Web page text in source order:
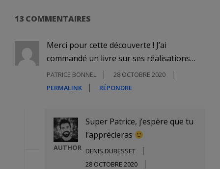
13 COMMENTAIRES
Merci pour cette découverte ! J’ai
commandé un livre sur ses réalisations…
PATRICE BONNEL
28 OCTOBRE 2020
PERMALINK
RÉPONDRE
AUTHOR
Super Patrice, j’espère que tu
l’apprécieras
DENIS DUBESSET
28 OCTOBRE 2020